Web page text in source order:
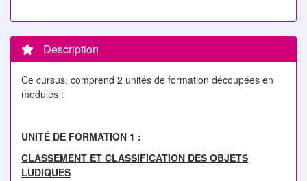
Description
Ce cursus, comprend 2 unités de formation découpées en
modules :
UNITÉ DE FORMATION 1 :
CLASSEMENT ET CLASSIFICATION DES OBJETS
LUDIQUES